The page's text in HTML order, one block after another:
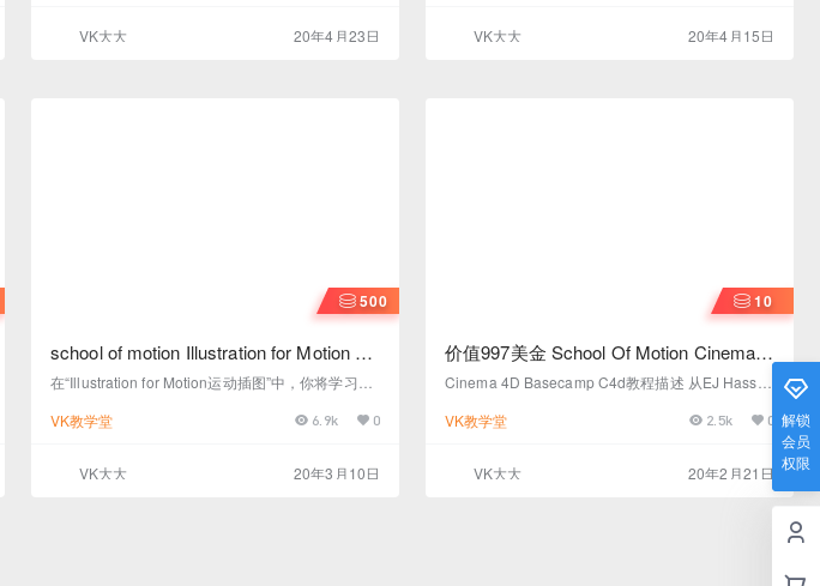
VK大大 20年4月23日 VK大大 20年4月15日
500
school of motion Illustration for Motion 高
级MG教程独家中英文字幕完整版
在“Illustration for Motion运动插图”中，你将学习Sa
你将可以创建令人难以置信的插图艺术作品，并立
VK教学堂 6.9k 0
VK大大 20年3月10日
10
价值997美金 School Of Motion Cinema
4D Basecamp C4d完整无损坏版教程
Cinema 4D Basecamp C4d教程描述 从EJ Hassen
nema 4D。本课程将使您熟悉3D运动设计的建模，
学习基本的3D原理和最佳实践，为将来处理更多高
VK教学堂 2.5k 0
VK大大 20年2月21日
解锁
会员
权限